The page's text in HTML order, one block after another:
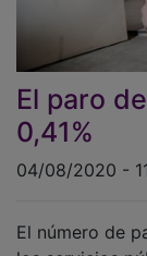
El paro
0,41%
04/08/2020 -
los servicios